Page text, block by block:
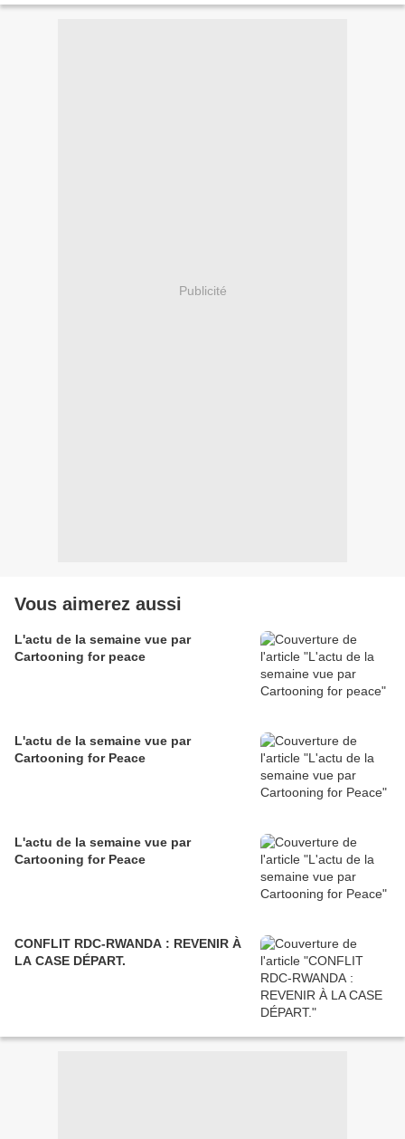
Publicité
Vous aimerez aussi
L'actu de la semaine vue par
Cartooning for peace
L'actu de la semaine vue par
Cartooning for Peace
L'actu de la semaine vue par
Cartooning for Peace
CONFLIT RDC-RWANDA : REVENIR À
LA CASE DÉPART.